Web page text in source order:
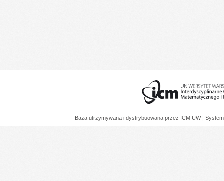
Baza utrzymywana i dystrybuowana przez ICM UW |